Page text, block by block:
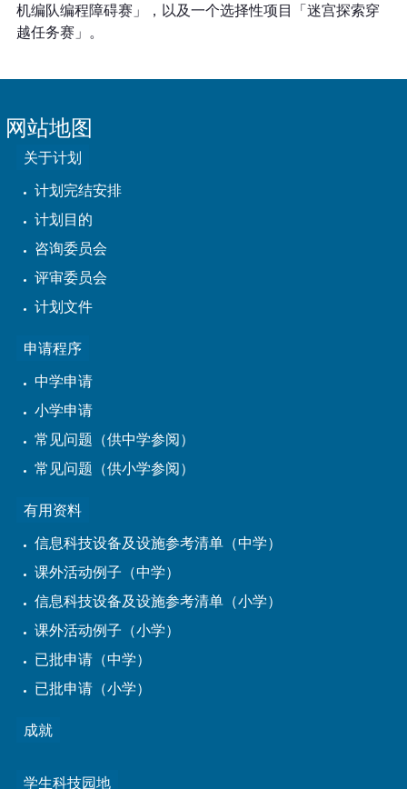
机编队编程障碍赛」，以及一个选择性项目「迷宫探索穿
越任务赛」。
网站地图
关于计划
计划完结安排
计划目的
咨询委员会
评审委员会
计划文件
申请程序
中学申请
小学申请
常见问题（供中学参阅）
常见问题（供小学参阅）
有用资料
信息科技设备及设施参考清单（中学）
课外活动例子（中学）
信息科技设备及设施参考清单（小学）
课外活动例子（小学）
已批申请（中学）
已批申请（小学）
成就
学生科技园地